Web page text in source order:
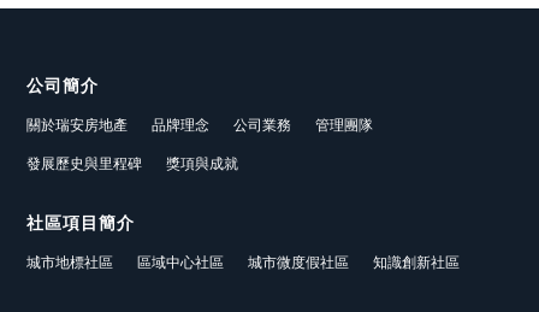
公司簡介
關於瑞安房地產 品牌理念 公司業務 管理團隊
發展歷史與里程碑 獎項與成就
社區項目簡介
城市地標社區 區域中心社區 城市微度假社區 知識創新社區